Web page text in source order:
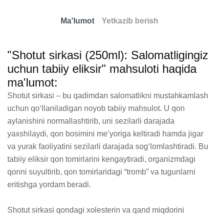
Ma'lumot Yetkazib berish
"Shotut sirkasi (250ml): Salomatligingiz
uchun tabiiy eliksir" mahsuloti haqida
ma'lumot:
Shotut sirkasi – bu qadimdan salomatlikni mustahkamlash
uchun qo‘llaniladigan noyob tabiiy mahsulot. U qon
aylanishini normallashtirib, uni sezilarli darajada
yaxshilaydi, qon bosimini me’yoriga keltiradi hamda jigar
va yurak faoliyatini sezilarli darajada sog‘lomlashtiradi. Bu
tabiiy eliksir qon tomirlarini kengaytiradi, organizmdagi
qonni suyultirib, qon tomirlaridagi “tromb” va tugunlarni
eritishga yordam beradi.
Shotut sirkasi qondagi xolesterin va qand miqdorini